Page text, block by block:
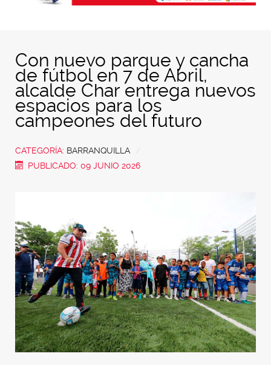
Con nuevo parque y cancha
de fútbol en 7 de Abril,
alcalde Char entrega nuevos
espacios para los
campeones del futuro
CATEGORÍA: BARRANQUILLA
PUBLICADO: 09 JUNIO 2026